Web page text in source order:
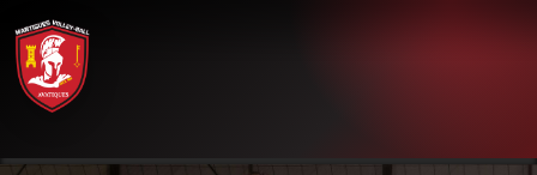
Panneau de gestion des cookies